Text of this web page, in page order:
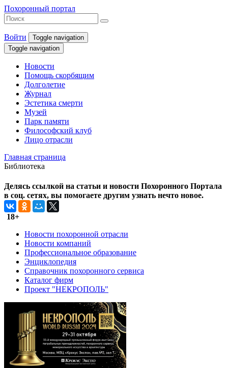
Похоронный портал
Войти
Toggle navigation
Toggle navigation
Новости
Помощь скорбящим
Долголетие
Журнал
Эстетика смерти
Музей
Парк памяти
Философский клуб
Лицо отрасли
Главная страница
Библиотека
Делясь ссылкой на статьи и новости Похоронного Портала
в соц. сетях, вы помогаете другим узнать нечто новое.
18+
Новости похоронной отрасли
Новости компаний
Профессиональное образование
Энциклопедия
Справочник похоронного сервиса
Каталог фирм
Проект "НЕКРОПОЛЬ"